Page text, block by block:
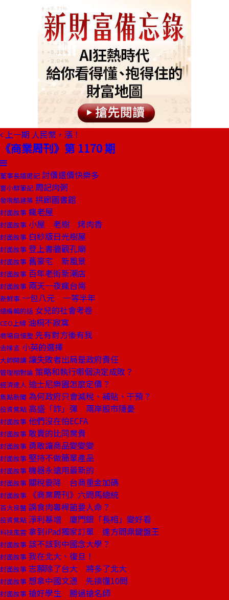
上一期 人民幣，漲！
《商業周刊》第 1170 期
董事長嬉遊記 討價還價快樂多
嘗小鮮筆記 周記肉粥
發現酷建築 拱廊圖書館
封面故事 瘋老屋
封面故事 小屋 老樹 烤肉香
封面故事 白紗版日光樹屋
封面故事 登上書牆觀孔廟
封面故事 舊豪宅 新風景
封面故事 百年老街新潮店
封面故事 兩天一夜瘋台南
新鮮事 一包八元 一等半年
總編輯的話 女兒的社會考卷
CEO上線 油桐不寂寞
商場自慢塾 先有對方後有我
去梯言 小英的選擇
大師開講 讓失敗者出局是政府責任
管理相對論 策略和執行哪個決定成敗？
經濟達人 迪士尼樂園怎麼定價？
焦點新聞 為何政府只會減稅、補貼、干預？
投資焦點 高盛「詐」彈 兩岸股市隱憂
封面故事 他們沒在怕ECFA
封面故事 敢賣的比同業貴
封面故事 勇敢讓商品變變變
封面故事 堅持不做簡單產品
封面故事 機器永遠用最新的
封面故事 關稅要降 台商重金加碼
封面故事 《商業周刊》六問馬總統
百大良醫 誤食肉毒桿菌要人命？
投資焦點 淨利暴增 廈門銀「長相」變好看
科技風雲 拿到iPad獨家訂單 達方問鼎鍵盤王
封面故事 該不該到中國念大學？
封面故事 我在北大、復旦！
封面故事 志願除了台大 將多了北大
封面故事 想拿中國文憑 先搞懂10問
封面故事 搶好學生 勝過搶名師